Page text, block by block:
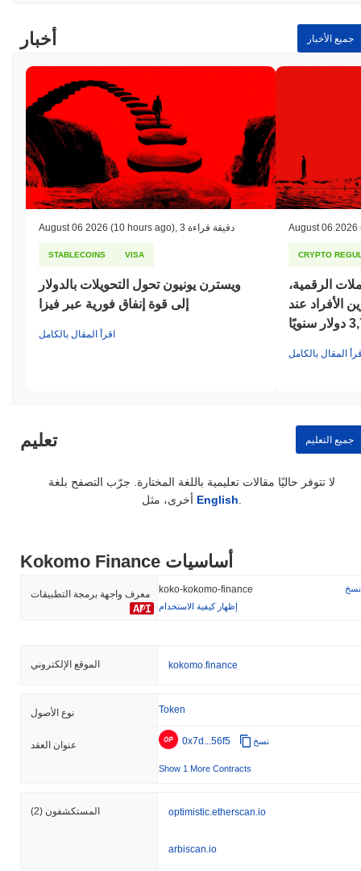
أخبار جميع الأخبار
August 06 2026 (10 hours ago), 3 دقيقة قراءة
STABLECOINS VISA
ويسترن يونيون تحول التحويلات بالدولار
إلى قوة إنفاق فورية عبر فيزا
اقرأ المقال بالكامل
August 06 2026
CRYPTO
الرقمية،
الأفراد عند
المقال بالكامل
تعليم جميع التعليم
لا تتوفر حاليًا مقالات تعليمية باللغة المختارة. جرّب التصفح بلغة
English
Kokomo Finance أساسيات
معرف واجهة برمجة التطبيقات koko-kokomo-finance
نسخ
إظهار كيفية الاستخدام
الموقع الإلكتروني kokomo.finance
نوع الأصول Token
عنوان العقد 0x7d...56f5 نسخ
Show 1 More Contracts
المستكشفون (2) optimistic.etherscan.io
arbiscan.io